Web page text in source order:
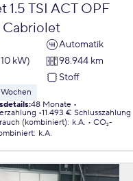
1.5 TSI ACT OPF
Automatik
kW)
98.944 km
Stoff
:48 Monate
11.493 € Schlusszahlung
(kombiniert): k.A.
CO₂-
: k.A.